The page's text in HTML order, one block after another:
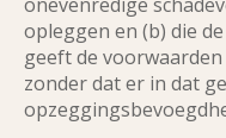
onevenredige
opleggen en (b) die
geeft de
zonder dat er in dat